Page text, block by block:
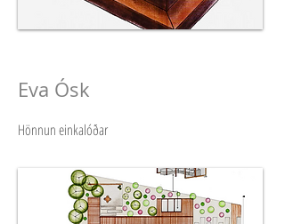
Eva Ósk
Hönnun einkalóðar